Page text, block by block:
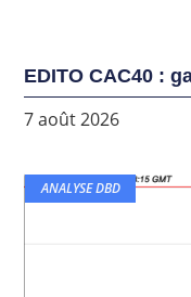
EDITO CAC40 :
7 août 2026
ANALYSE DBD